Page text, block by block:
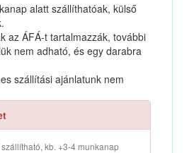
alatt szállíthatóak, külső
az ÁFÁ-t tartalmazzák, további
nem adható, és egy darabra
szállítási ajánlatunk nem
kb. +3-4 munkanap